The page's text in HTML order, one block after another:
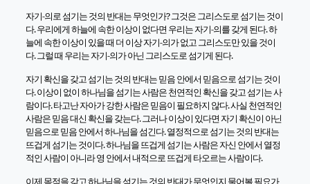
자기-의로 섬기는 것의 반대는 무엇인가? 그것은 그리스도로 섬기는 것이
다. 우리에게 하늘에 속한 이상이 없다면 우리는 자기-의를 갖게 된다. 하
늘에 속한 이상이 있을 때 더 이상 자기-의가 없고 그리스도만 있을 것이
다. 그럴 때 우리는 자기-의가 아닌 그리스도로 섬기게 된다.
자기 확신을 갖고 섬기는 것의 반대는 믿음 안에서 믿음으로 섬기는 것이
다. 이상이 없이 하나님을 섬기는 사람은 천연적인 확신을 갖고 섬기는 사
람이다. 타고난 자아가 강한 사람은 믿음이 필요하지 않다. 사실 천연적인
사람은 믿음 대신 확신을 갖는다. 그러나 이상이 있다면 자기 확신이 아닌
믿음으로 믿음 안에서 하나님을 섬긴다. 열정적으로 섬기는 것의 반대는
뜨겁게 섬기는 것이다. 하나님을 뜨겁게 섬기는 사람은 자신 안에서 열정
적인 사람이 아니라 영 안에서 내적으로 뜨겁게 타오르는 사람이다.
이제 목적을 갖고 하나님을 섬기는 것의 반대가 무엇인지 물어볼 필요가